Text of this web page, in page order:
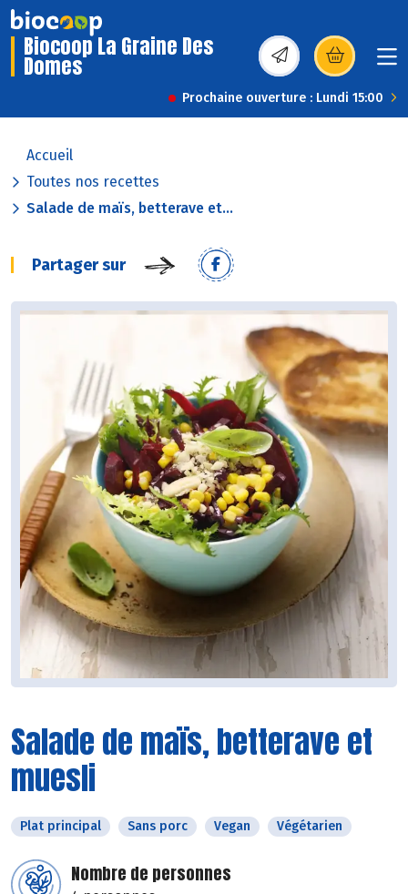
Biocoop La Graine Des
Domes (s’ouvre dans une
Prochaine ouverture : Lundi 15:00
Accueil
Toutes nos recettes
Salade de maïs, betterave et...
Partager sur
Salade de maïs, betterave et
muesli
Plat principal Sans porc Vegan Végétarien
Nombre de personnes